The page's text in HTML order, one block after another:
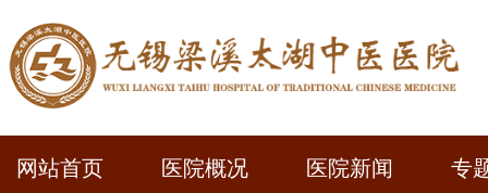
网站首页 医院概况 医院新闻 专